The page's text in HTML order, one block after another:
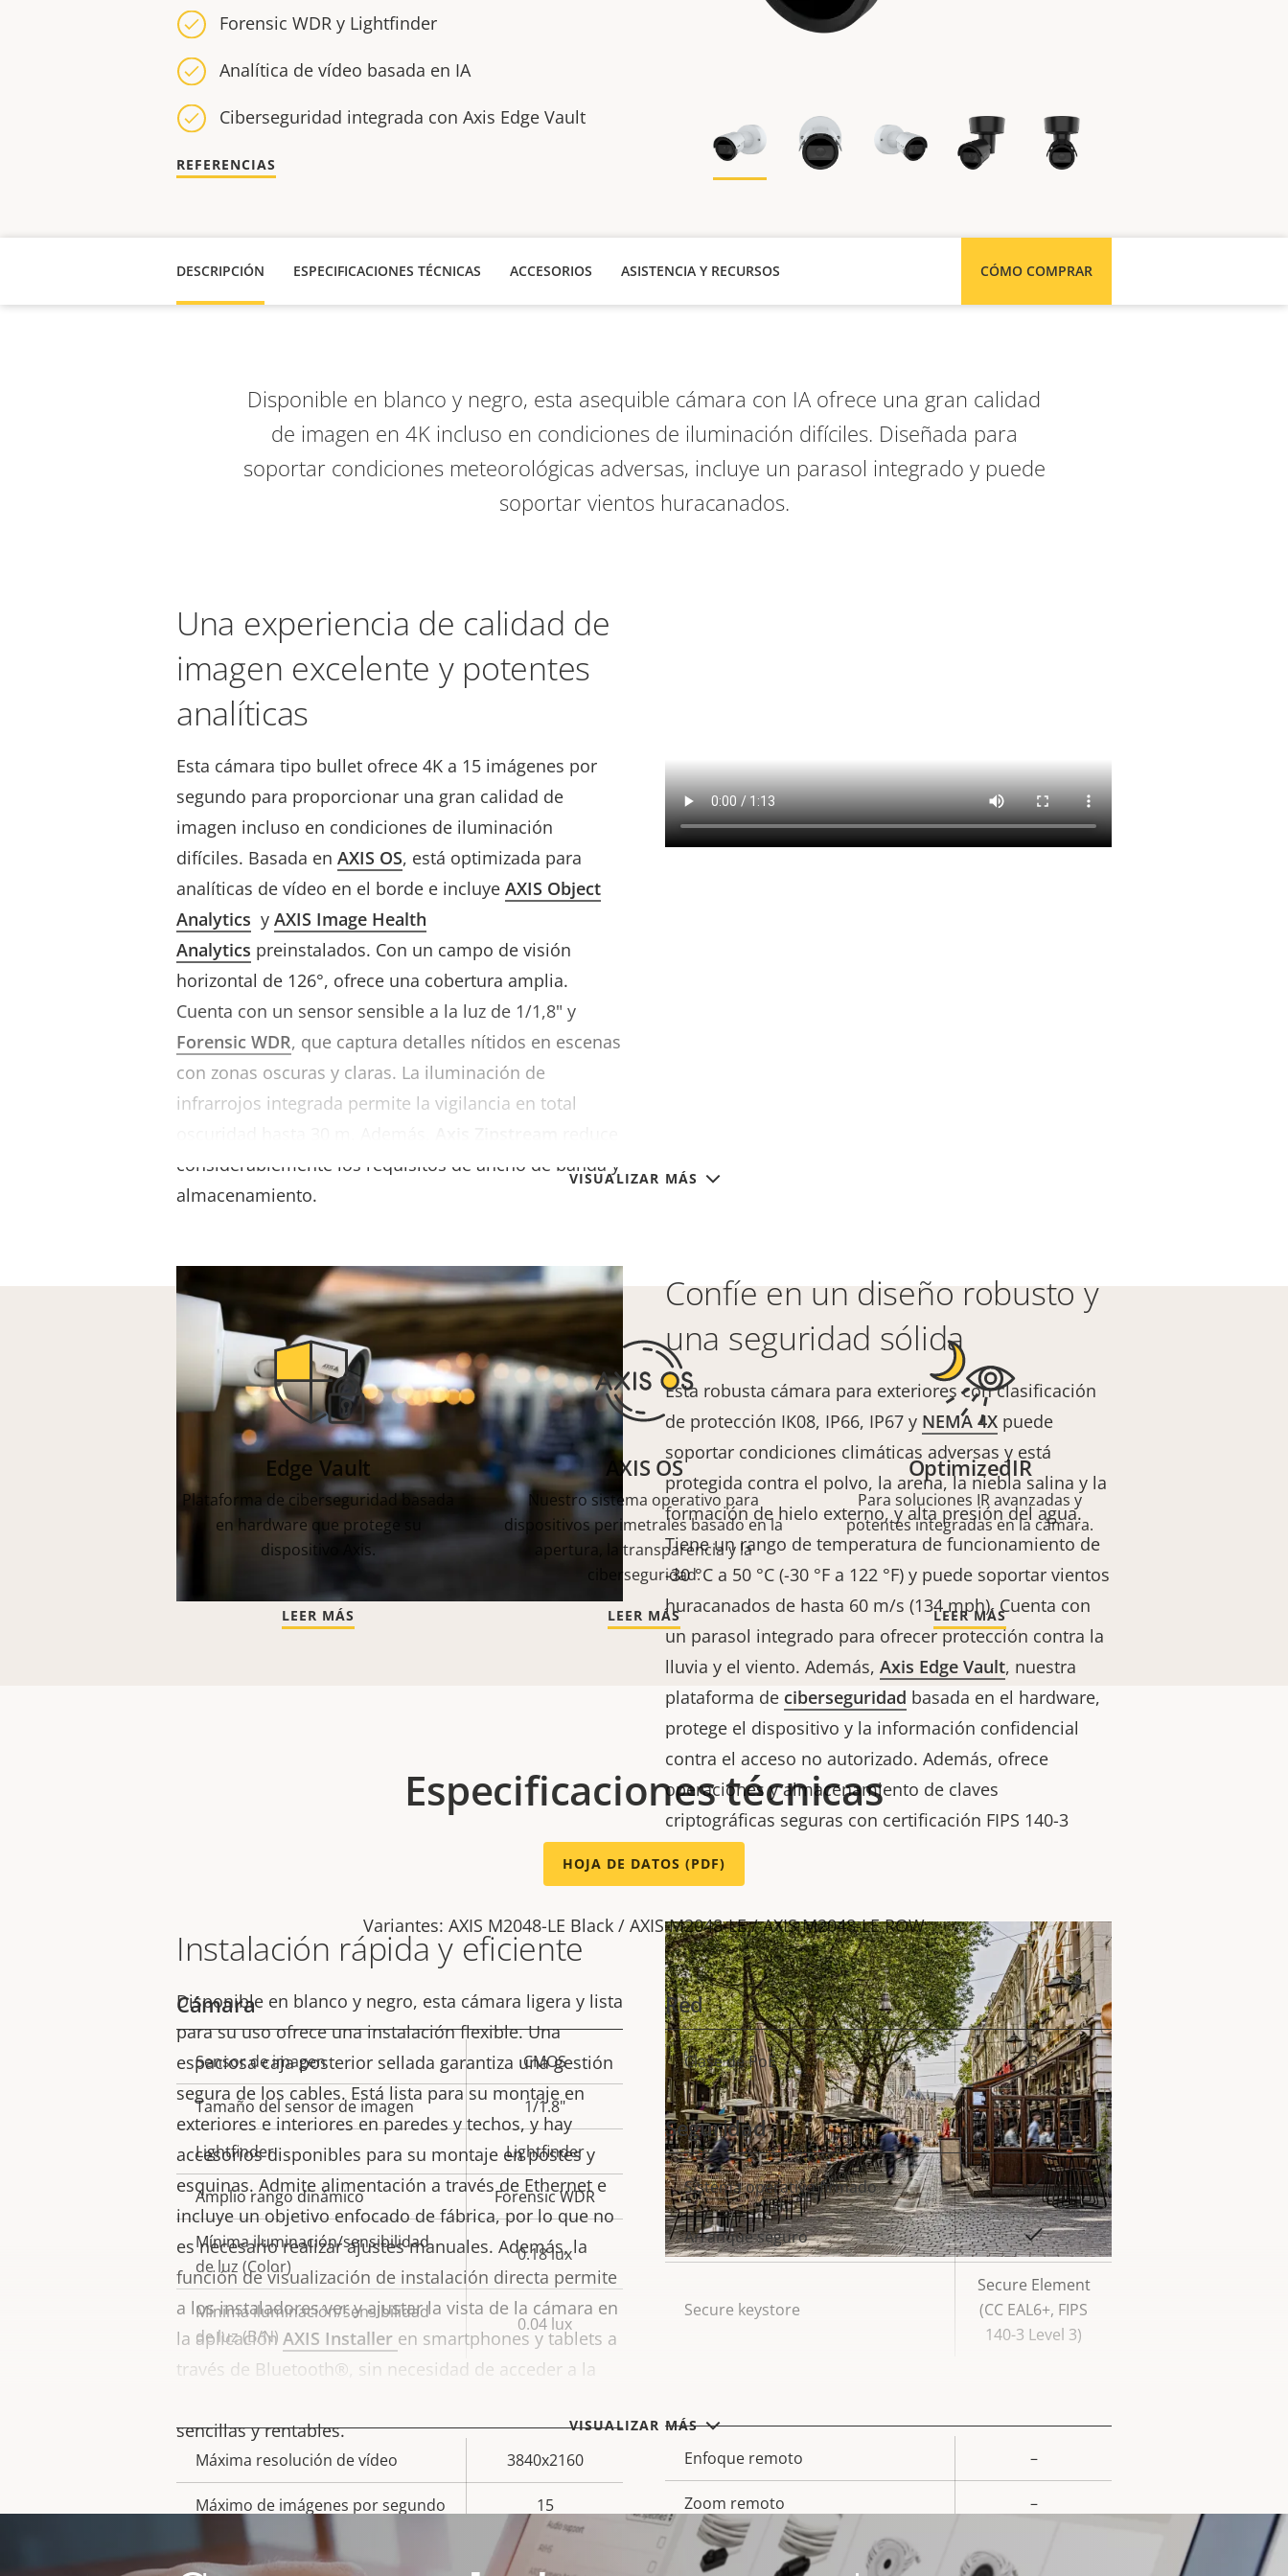
Forensic WDR y Lightfinder
Analítica de vídeo basada en IA
Ciberseguridad integrada con Axis Edge Vault
REFERENCIAS
DESCRIPCIÓN ESPECIFICACIONES TÉCNICAS ACCESORIOS CÓMO COMPRAR
ASISTENCIA Y RECURSOS
VISUALIZAR MÁS
Disponible en blanco y negro, esta asequible cámara con IA ofrece una gran calidad
de imagen en 4K incluso en condiciones de iluminación difíciles. Diseñada para
soportar condiciones meteorológicas adversas, incluye un parasol integrado y puede
soportar vientos huracanados.
Una experiencia de calidad de
imagen excelente y potentes
analíticas
Esta cámara tipo bullet ofrece 4K a 15 imágenes por
segundo para proporcionar una gran calidad de
imagen incluso en condiciones de iluminación
difíciles. Basada en AXIS OS, está optimizada para
analíticas de vídeo en el borde e incluye AXIS Object
Analytics y AXIS Image Health
Analytics preinstalados. Con un campo de visión
horizontal de 126°, ofrece una cobertura amplia.
Cuenta con un sensor sensible a la luz de 1/1,8" y
Forensic WDR, que captura detalles nítidos en escenas
con zonas oscuras y claras. La iluminación de
infrarrojos integrada permite la vigilancia en total
considerablemente los requisitos de ancho de banda y
almacenamiento.
Confíe en un diseño robusto y
una seguridad sólida
Esta robusta cámara para exteriores con clasificación
de protección IK08, IP66, IP67 y NEMA 4X puede
soportar condiciones climáticas adversas y está
protegida contra el polvo, la arena, la niebla salina y la
formación de hielo externo, y alta presión del agua.
Tiene un rango de temperatura de funcionamiento de
-30 °C a 50 °C (-30 °F a 122 °F) y puede soportar vientos
huracanados de hasta 60 m/s (134 mph). Cuenta con
un parasol integrado para ofrecer protección contra la
lluvia y el viento. Además, Axis Edge Vault, nuestra
plataforma de ciberseguridad basada en el hardware,
protege el dispositivo y la información confidencial
contra el acceso no autorizado. Además, ofrece
operaciones y almacenamiento de claves
criptográficas seguras con certificación FIPS 140-3
Instalación rápida y eficiente
Disponible en blanco y negro, esta cámara ligera y lista
para su uso ofrece una instalación flexible. Una
espaciosa caja posterior sellada garantiza una gestión
segura de los cables. Está lista para su montaje en
exteriores e interiores en paredes y techos, y hay
accesorios disponibles para su montaje en postes y
esquinas. Admite alimentación a través de Ethernet e
incluye un objetivo enfocado de fábrica, por lo que no
es necesario realizar ajustes manuales. Además, la
función de visualización de instalación directa permite
a los instaladores ver y ajustar la vista de la cámara en
la aplicación AXIS Installer en smartphones y tablets a
través de Bluetooth®, sin necesidad de acceder a la
sencillas y rentables.
Edge Vault
Plataforma de ciberseguridad basada
en hardware que protege su
dispositivo Axis.
LEER MÁS
AXIS OS
Nuestro sistema operativo para
dispositivos perimetrales basado en la
apertura, la transparencia y la
ciberseguridad.
LEER MÁS
OptimizedIR
Para soluciones IR avanzadas y
potentes integradas en la cámara.
LEER MÁS
VISUALIZAR MÁS
Especificaciones técnicas
HOJA DE DATOS (PDF)
Variantes: AXIS M2048-LE Black / AXIS M2048-LE / AXIS M2048-LE ROW
Cámara
Descripción
de
propiedad
Valor de
la
propiedad
Sensor de imagen CMOS
Tamaño del sensor de imagen 1/1.8"
Lightfinder Lightfinder
Amplio rango dinámico Forensic WDR
Mínima iluminación/sensibilidad
de luz (Color)
0.18 lux
Mínima iluminación/sensibilidad
de luz (B/N)
0.04 lux
Descripción
de
propiedad
Valor de
Máxima resolución de vídeo 3840x2160
Máximo de imágenes por segundo 15
Estabilización electrónica de
Red
Descripción
de
propiedad
Valor de
la
propiedad
Clase de PoE 3
Seguridad
Descripción
de
propiedad
Valor de
la
propiedad
Sistema operativo firmado Sí
Arranque seguro Sí
Secure keystore
Secure Element
(CC EAL6+, FIPS
140-3 Level 3)
Descripción
de
propiedad
propiedad
Enfoque remoto –
Zoom remoto –
Infrarrojos integrados